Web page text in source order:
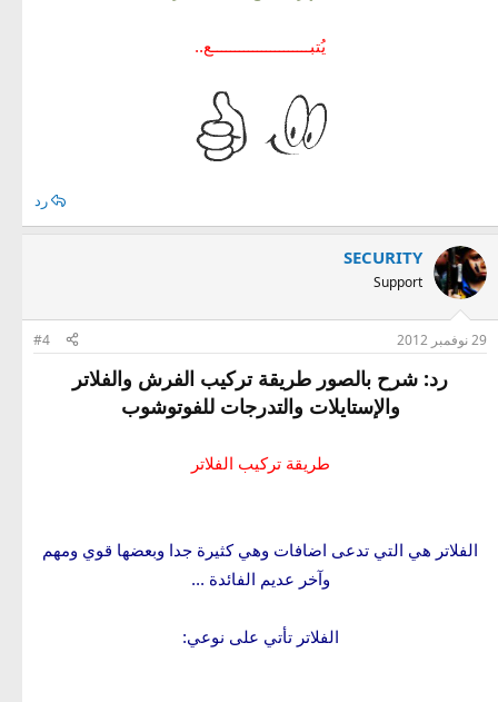
يُتبــــــــــــــــــــــع..
رد
SECURITY
Support
29 نوفمبر 2012 #4
رد: شرح بالصور طريقة تركيب الفرش والفلاتر
والإستايلات والتدرجات للفوتوشوب
طريقة تركيب الفلاتر
الفلاتر هي التي تدعى اضافات وهي كثيرة جدا وبعضها قوي ومهم
وآخر عديم الفائدة ...
الفلاتر تأتي على نوعي: